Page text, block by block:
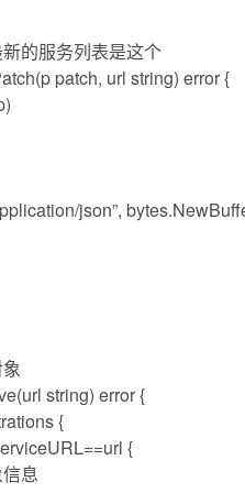
的服务列表是这个
patch, url string) error {
json”,
string) error {
{
{
息